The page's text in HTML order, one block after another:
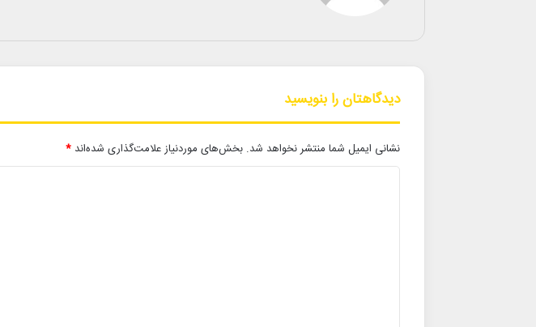
دیدگاهتان را بنویسید
نشانی ایمیل شما منتشر نخواهد شد. بخش‌های موردنیاز علامت‌گذاری شده‌اند *